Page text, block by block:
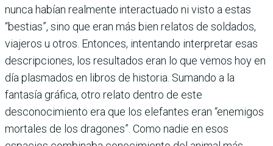
nunca habían realmente interactuado ni visto a estas
“bestias”, sino que eran más bien relatos de soldados,
viajeros u otros. Entonces, intentando interpretar esas
descripciones, los resultados eran lo que vemos hoy en
día plasmados en libros de historia. Sumando a la
fantasía gráfica, otro relato dentro de este
desconocimiento era que los elefantes eran “enemigos
mortales de los dragones”. Como nadie en esos